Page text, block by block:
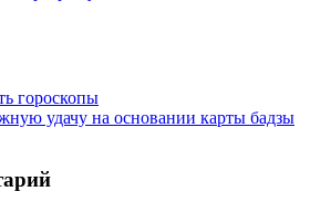
гороскопы
удачу на основании карты бадзы